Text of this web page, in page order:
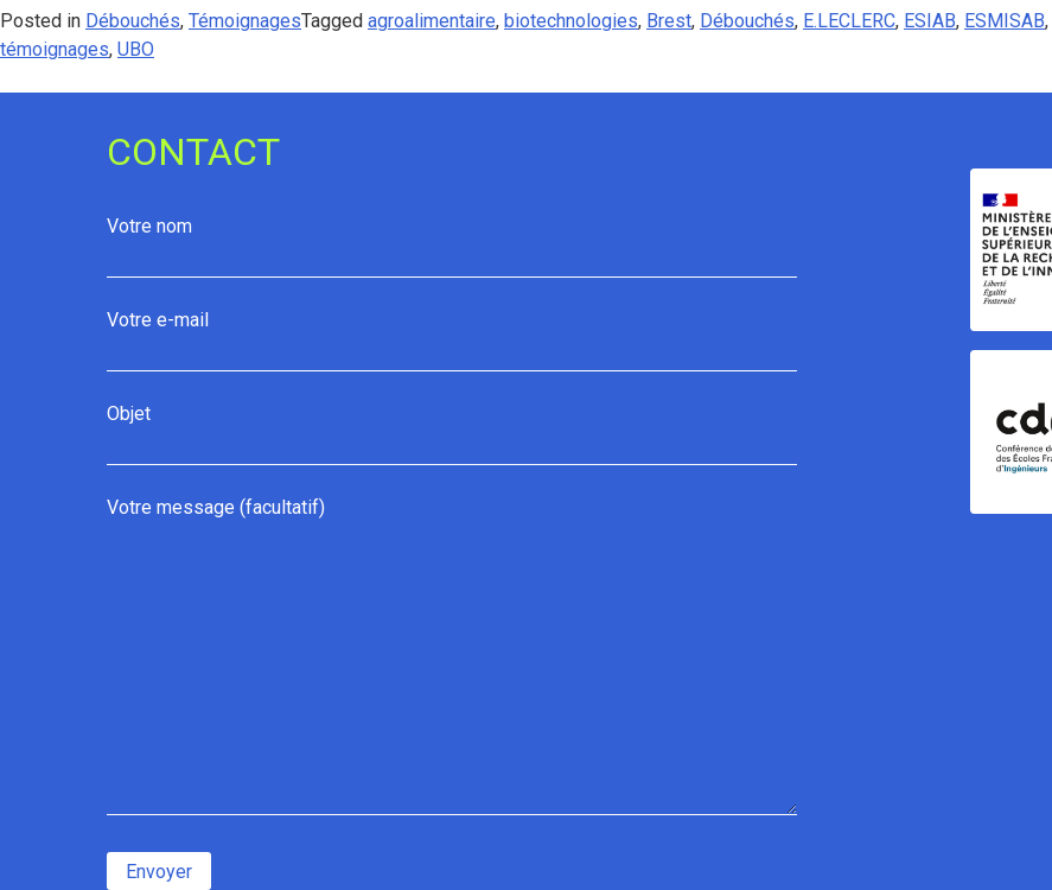
Posted in Débouchés, TémoignagesTagged agroalimentaire, biotechnologies, Brest, Débouchés, E.LECLERC, ESIAB, ESMISAB,
témoignages, UBO
CONTACT
Votre nom
Votre e-mail
Objet
Votre message (facultatif)